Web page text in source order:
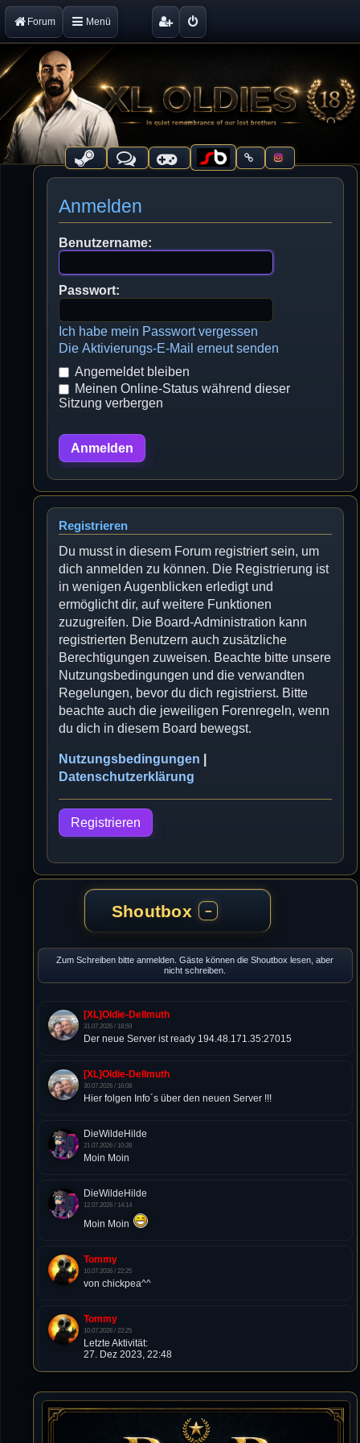
Forum Menü
Anmelden
Benutzername:
Passwort:
Ich habe mein Passwort vergessen
Die Aktivierungs-E-Mail erneut senden
Angemeldet bleiben
Meinen Online-Status während dieser
Sitzung verbergen
Registrieren
Du musst in diesem Forum registriert sein, um
dich anmelden zu können. Die Registrierung ist
in wenigen Augenblicken erledigt und
ermöglicht dir, auf weitere Funktionen
zuzugreifen. Die Board-Administration kann
registrierten Benutzern auch zusätzliche
Berechtigungen zuweisen. Beachte bitte unsere
Nutzungsbedingungen und die verwandten
Regelungen, bevor du dich registrierst. Bitte
beachte auch die jeweiligen Forenregeln, wenn
du dich in diesem Board bewegst.
Nutzungsbedingungen
Datenschutzerklärung
Registrieren
Shoutbox −
Zum Schreiben bitte anmelden. Gäste können die Shoutbox lesen, aber
nicht schreiben.
[XL]Oldie-Dellmuth
31.07.2026 / 18:59
Der neue Server ist ready 194.48.171.35:27015
[XL]Oldie-Dellmuth
30.07.2026 / 16:08
Hier folgen Info´s über den neuen Server !!!
DieWildeHilde
21.07.2026 / 10:28
Moin Moin
DieWildeHilde
12.07.2026 / 14:14
Moin Moin
Tommy
10.07.2026 / 22:25
von chickpea^^
Tommy
10.07.2026 / 22:25
Letzte Aktivität:
27. Dez 2023, 22:48
DieWildeHilde
10.07.2026 / 12:48
Happy Birthday Chickpea